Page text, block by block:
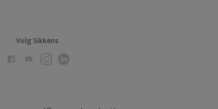
Volg Sikkens